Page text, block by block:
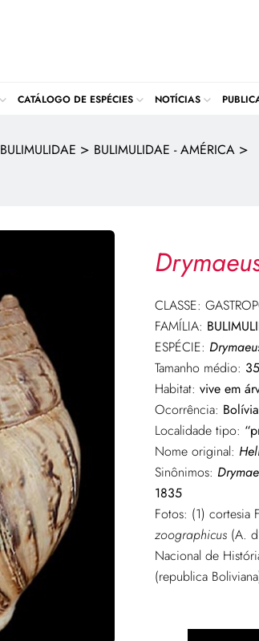
CATÁLOGO DE ESPÉCIES NOTÍCIAS
BULIMULIDAE > BULIMULIDAE - AMÉRICA >
CLASSE:
FAMÍLIA:
ESPÉCIE:
Tamanho médio:
Habitat: vive em
Ocorrência:
Localidade tipo:
Nome original:
Sinônimos:
1835
Fotos: (1) cortesia
zoographicus(A.
Nacional de
(republica